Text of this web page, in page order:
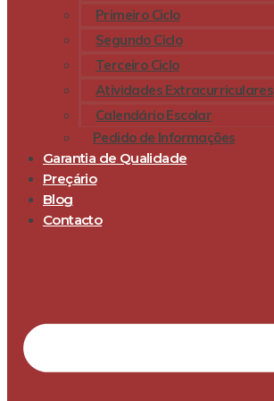
Primeiro Ciclo
Segundo Ciclo
Terceiro Ciclo
Atividades Extracurriculares
Calendário Escolar
Pedido de Informações
Garantia de Qualidade
Preçário
Blog
Contacto